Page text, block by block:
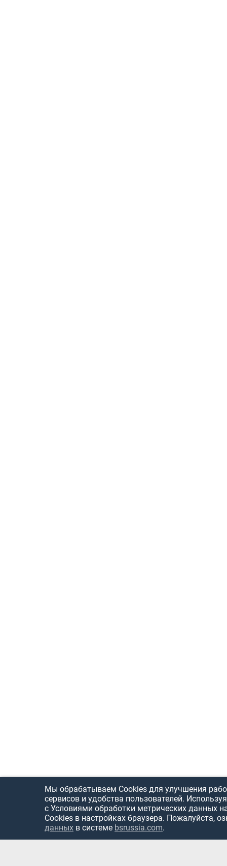
Мы обрабатываем Cookies для улучшения
сервисов и удобства пользователей.
с Условиями обработки метрических данных
Cookies в настройках браузера. Пожалуйста,
данных в системе bsrussia.com.